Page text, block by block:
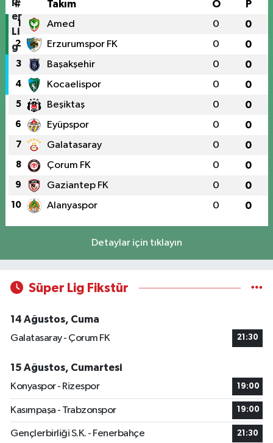
# Takım O P
1 Amed 0 0
2 Erzurumspor FK 0 0
3 Başakşehir 0 0
4 Kocaelispor 0 0
5 Beşiktaş 0 0
6 Eyüpspor 0 0
7 Galatasaray 0 0
8 Çorum FK 0 0
9 Gaziantep FK 0 0
10 Alanyaspor 0 0
Detaylar için tıklayın
Süper Lig Fikstür
14 Ağustos, Cuma
Galatasaray - Çorum FK
21:30
15 Ağustos, Cumartesi
Konyaspor - Rizespor
19:00
Kasımpaşa - Trabzonspor 19:00
Gençlerbirliği S.K. - Fenerbahçe 21:30